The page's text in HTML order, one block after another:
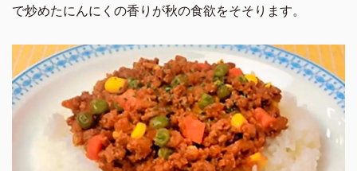
で炒めたにんにくの香りが秋の食欲をそそります。